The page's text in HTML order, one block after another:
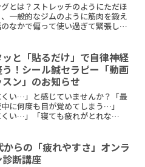
とは？ストレッチのようにただほ
一般的なジムのように筋肉を鍛え
なかで偏って使い過ぎて緊張して
ッと「貼るだけ」で自律神経
う！シール鍼セラピー「動画
スン」のお知らせ
くい…」と感じていませんか？「最
に何度も目が覚めてしまう…」
くい…」「寝ても疲れがとれな
からの「疲れやすさ」オンラ
診断講座